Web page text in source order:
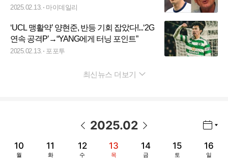
여" 충격 주장
2025.02.13. 마이데일리
‘UCL 맹활약’ 양현준, 반등 기회 잡았다!...‘2G
연속 공격P’→“YANG에게 터닝 포인트”
2025.02.13. 포포투
최신뉴스 더보기
2025.02
10
월
11
화
12
수
13
목
14
금
15
토
16
일